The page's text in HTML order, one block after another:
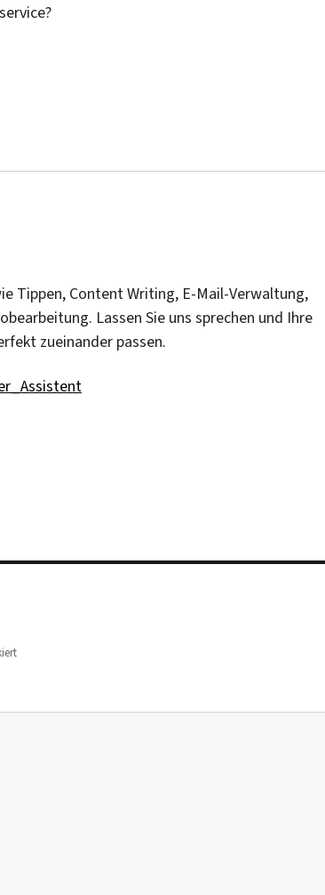
Tippen, Content Writing, E-Mail-Verwaltung,
Lassen Sie uns sprechen und Ihre
zueinander passen.